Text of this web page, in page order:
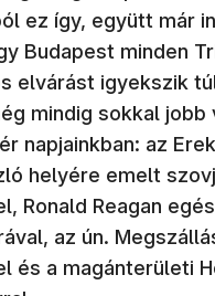
ez így, együtt már
Budapest minden
elvárást igyekszik
mindig sokkal
napjainkban: az
helyére emelt
Ronald Reagan
az ún.
és a magánterületi